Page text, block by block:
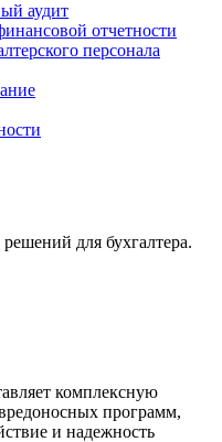
аудит
отчетности
персонала
для бухгалтера.
комплексную
программ,
и надежность